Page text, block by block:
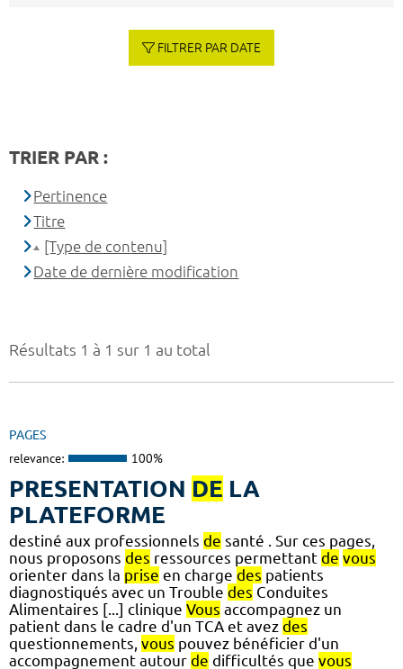
Résultats 1 à 1 sur 1 au total
PAGES
relevance: 100%
PRESENTATION DE LA
PLATEFORME
destiné aux professionnels de santé . Sur ces pages,
nous proposons des ressources permettant de vous
orienter dans la prise en charge des patients
diagnostiqués avec un Trouble des Conduites
Alimentaires [...] clinique Vous accompagnez un
patient dans le cadre d'un TCA et avez des
questionnements, vous pouvez bénéficier d'un
accompagnement autour de difficultés que vous
FILTRER PAR DATE
TRIER PAR :
Pertinence
Titre
[Type de contenu]
Date de dernière modification